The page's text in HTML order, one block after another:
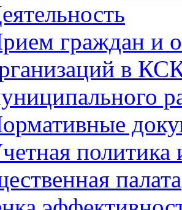
граждан и
в
политика
палата